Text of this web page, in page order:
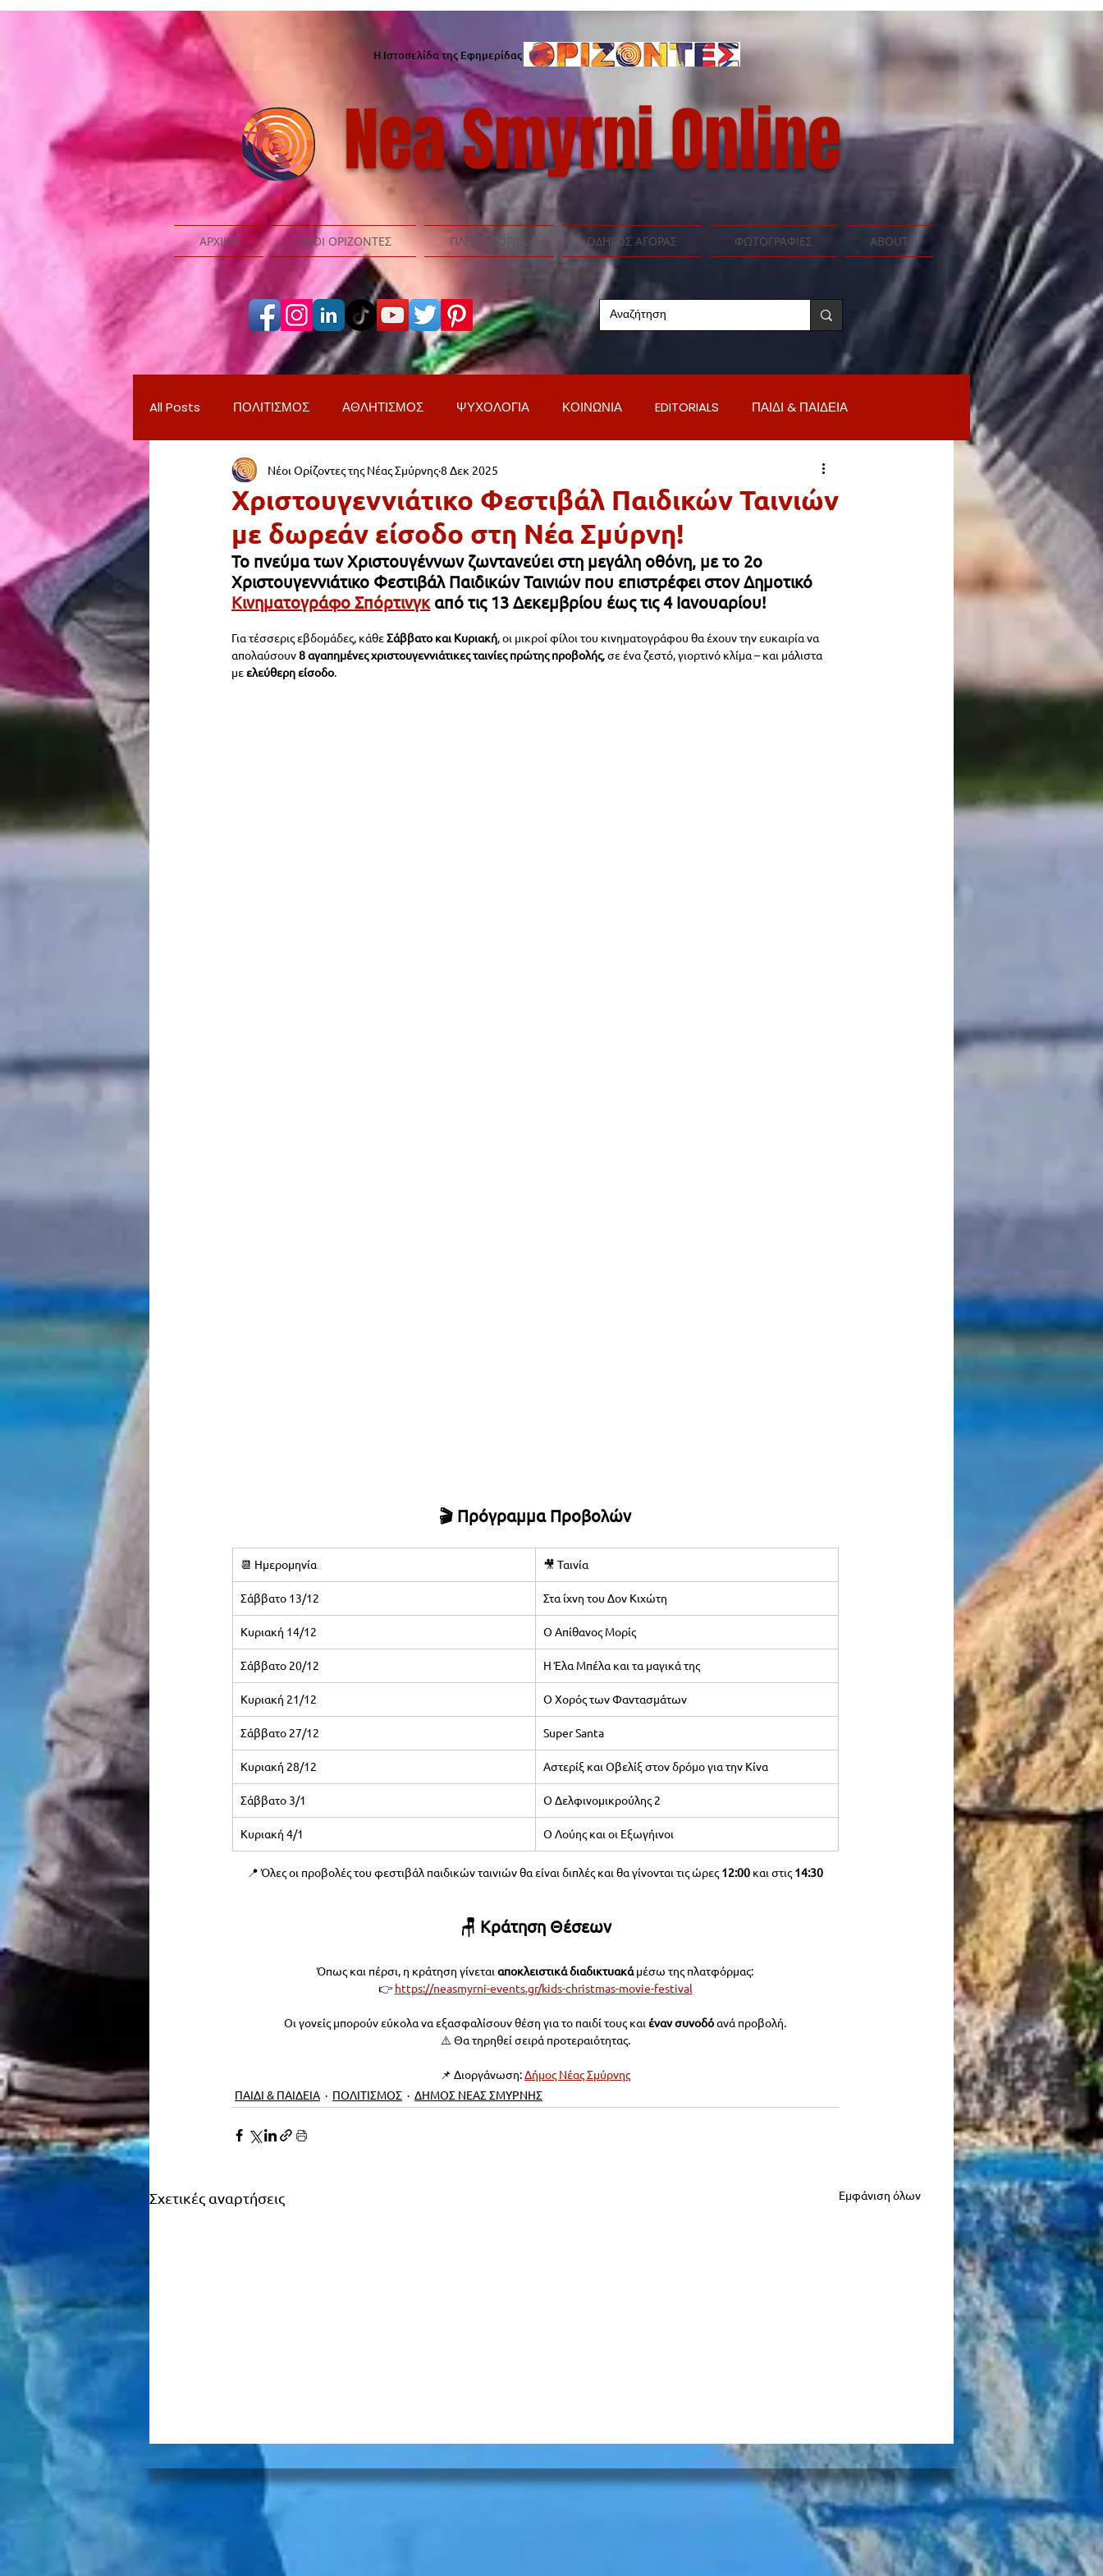
Η Ιστοσελίδα της Εφημερίδας
Nea Smyrni Online
ΑΡΧΙΚΗ ΝΕΟΙ ΟΡΙΖΟΝΤΕΣ ΠΛΗΡΟΦΟΡΙΕΣ ΟΔΗΓΟΣ ΑΓΟΡΑΣ ΦΩΤΟΓΡΑΦΙΕΣ ABOUT
All Posts ΠΟΛΙΤΙΣΜΟΣ ΑΘΛΗΤΙΣΜΟΣ ΨΥΧΟΛΟΓΙΑ ΚΟΙΝΩΝΙΑ EDITORIALS ΠΑΙΔΙ & ΠΑΙΔΕΙΑ
ΔΗΜΟΣ ΝΕΑΣ ΣΜΥΡΝΗΣ ΠΡΟΣΩΠΑ & ΑΠΟΨΕΙΣ ΟΙΚΟΝΟΜΙΑ & ΑΓΟΡΑ
ΨΥΧΑΓΩΓΙΑ ΕΡΓΑΣΙΑ ΕΚΚΛΗΣΙΑ ΕΠΙΣΤΗΜΗ & ΤΕΧΝΟΛΟΓΙΑ ΦΥΣΗ & ΠΕΡΙΒΑΛΛΟΝ
ΠΑΡΑΠΟΝΑ ΔΗΜΟΤΩΝ ΣΥΓΚΟΙΝΩΝΙΑ & ΔΡΟΜΟΙ ΕΡΓΑ & ΥΠΟΔΟΜΕΣ ΦΙΛΟΖΩΙΑ
ΦΙΛΑΝΘΡΩΠΙΑ ADVERTORIAL
Χριστουγεννιάτικο Φεστιβάλ Παιδικών Ταινιών
με δωρεάν είσοδο στη Νέα Σμύρνη!
Νέοι Ορίζοντες της Νέας Σμύρνης8 Δεκ 2025
Το πνεύμα των Χριστουγέννων ζωντανεύει στη μεγάλη οθόνη, με το 2ο
Χριστουγεννιάτικο Φεστιβάλ Παιδικών Ταινιών που επιστρέφει στον Δημοτικό
Κινηματογράφο Σπόρτινγκ από τις 13 Δεκεμβρίου έως τις 4 Ιανουαρίου!
Για τέσσερις εβδομάδες, κάθε Σάββατο και Κυριακή, οι μικροί φίλοι του κινηματογράφου θα έχουν την ευκαιρία να
απολαύσουν 8 αγαπημένες χριστουγεννιάτικες ταινίες πρώτης προβολής, σε ένα ζεστό, γιορτινό κλίμα – και μάλιστα
με ελεύθερη είσοδο.
🎬 Πρόγραμμα Προβολών
📆 Ημερομηνία 🎥 Ταινία
Σάββατο 13/12 Στα ίχνη του Δον Κιχώτη
Κυριακή 14/12 Ο Απίθανος Μορίς
Σάββατο 20/12 Η Έλα Μπέλα και τα μαγικά της
Κυριακή 21/12 Ο Χορός των Φαντασμάτων
Σάββατο 27/12 Super Santa
Κυριακή 28/12 Αστερίξ και Οβελίξ στον δρόμο για την Κίνα
Σάββατο 3/1 Ο Δελφινομικρούλης 2
Κυριακή 4/1 Ο Λούης και οι Εξωγήινοι
📍 Όλες οι προβολές του φεστιβάλ παιδικών ταινιών θα είναι διπλές και θα γίνονται τις ώρες 12:00 και στις 14:30
🪑 Κράτηση Θέσεων
Όπως και πέρσι, η κράτηση γίνεται αποκλειστικά διαδικτυακά μέσω της πλατφόρμας:
👉 https://neasmyrni-events.gr/kids-christmas-movie-festival
Οι γονείς μπορούν εύκολα να εξασφαλίσουν θέση για το παιδί τους και έναν συνοδό ανά προβολή.
⚠️ Θα τηρηθεί σειρά προτεραιότητας.
📌 Διοργάνωση: Δήμος Νέας Σμύρνης
ΠΑΙΔΙ & ΠΑΙΔΕΙΑ
ΠΟΛΙΤΙΣΜΟΣ ΔΗΜΟΣ ΝΕΑΣ ΣΜΥΡΝΗΣ
Σχετικές αναρτήσεις Εμφάνιση όλων